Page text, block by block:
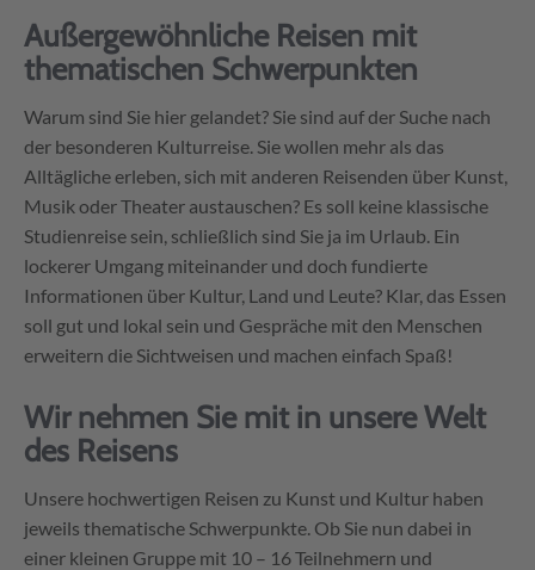
Außergewöhnliche Reisen mit
thematischen Schwerpunkten
Warum sind Sie hier gelandet? Sie sind auf der Suche nach
der besonderen Kulturreise. Sie wollen mehr als das
Alltägliche erleben, sich mit anderen Reisenden über Kunst,
Musik oder Theater austauschen? Es soll keine klassische
Studienreise sein, schließlich sind Sie ja im Urlaub. Ein
lockerer Umgang miteinander und doch fundierte
Informationen über Kultur, Land und Leute? Klar, das Essen
soll gut und lokal sein und Gespräche mit den Menschen
erweitern die Sichtweisen und machen einfach Spaß!
Wir nehmen Sie mit in unsere Welt
des Reisens
Unsere hochwertigen Reisen zu Kunst und Kultur haben
jeweils thematische Schwerpunkte. Ob Sie nun dabei in
einer kleinen Gruppe mit 10 – 16 Teilnehmern und